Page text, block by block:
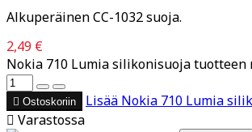
Alkuperäinen CC-1032 suoja.
2,49 €
Nokia 710 Lumia silikonisuoja tuotteen
 Ostoskoriin Lisää Nokia 710 Lumia
 Varastossa